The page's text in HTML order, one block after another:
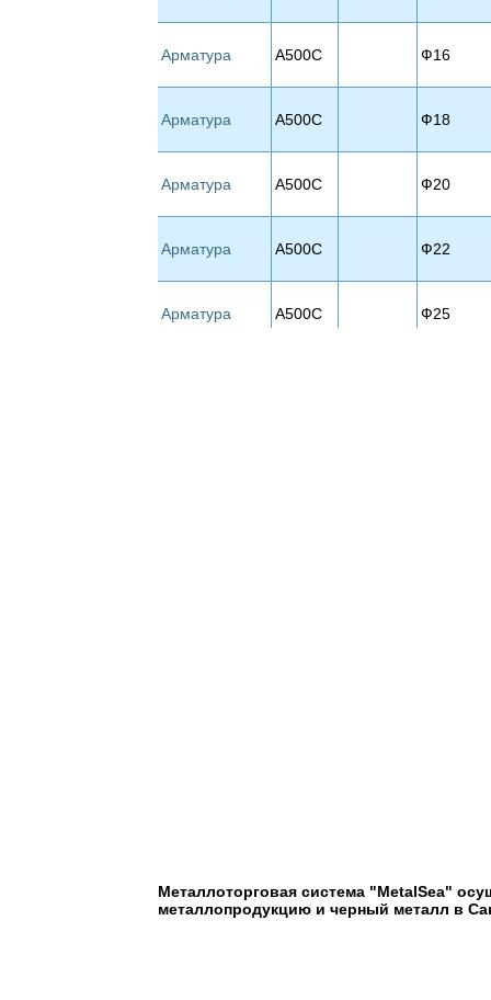
Арматура А500С Ф16
Арматура А500С Ф18
Арматура А500С Ф20
Арматура А500С Ф22
Арматура А500С Ф25
Металлоторговая система "MetalSea"
металлопродукцию и черный металл в